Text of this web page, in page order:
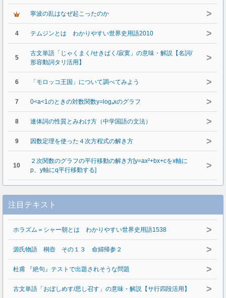
寧波の乱はなぜ起こったのか >
4 テムジンとは わかりやすい世界史用語2010 >
5
古文単語「じゃくまく/せきばく/寂寞」の意味・解説【名詞/
形容動詞タリ活用】
>
6 「モロッコ王国」について調べてみよう >
7 0<a<1のときの対数関数y=logₐxのグラフ >
8 連体詞の性質とみわけ方（中学国語の文法） >
9 因数定理を使った４次方程式の解き方 >
10
２次関数のグラフの平行移動の解き方[y=ax²+bx+cをx軸に
p、y軸にq平行移動する]
>
注目テキスト
ホラズム＝シャー朝とは わかりやすい世界史用語1538 >
源氏物語 桐壺 その１３ 命婦帰参２ >
杜甫 『絶句』テストで出題されそうな問題 >
古文単語「おぼしめす/思し召す」の意味・解説【サ行四段活用】 >